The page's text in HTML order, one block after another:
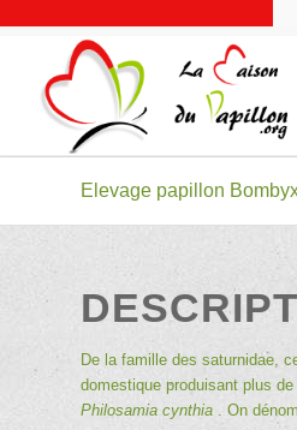
Elevage papillon
De la famille des saturnidae,
domestique produisant plus
Philosamia cynthia . On